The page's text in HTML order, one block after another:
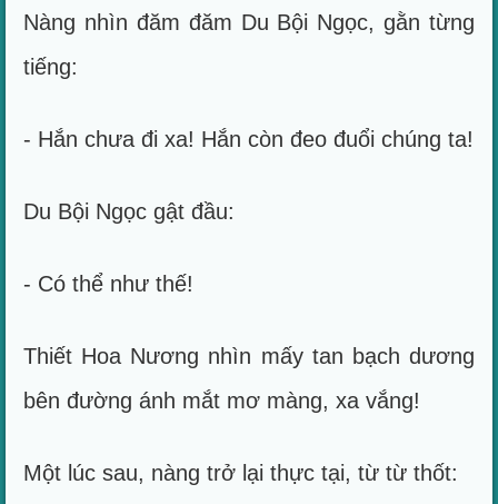
Nàng nhìn đăm đăm Du Bội Ngọc, gằn từng
tiếng:
- Hắn chưa đi xa! Hắn còn đeo đuổi chúng ta!
Du Bội Ngọc gật đầu:
- Có thể như thế!
Thiết Hoa Nương nhìn mấy tan bạch dương
bên đường ánh mắt mơ màng, xa vắng!
Một lúc sau, nàng trở lại thực tại, từ từ thốt: